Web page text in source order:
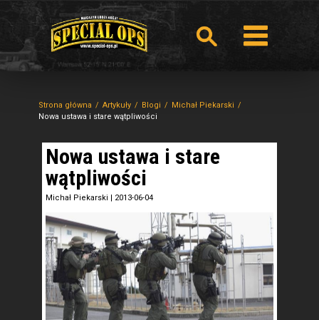
Strona główna Artykuły Blogi
Michał Piekarski
Nowa ustawa i stare wątpliwości
Nowa ustawa i stare
wątpliwości
Michał Piekarski | 2013-06-04